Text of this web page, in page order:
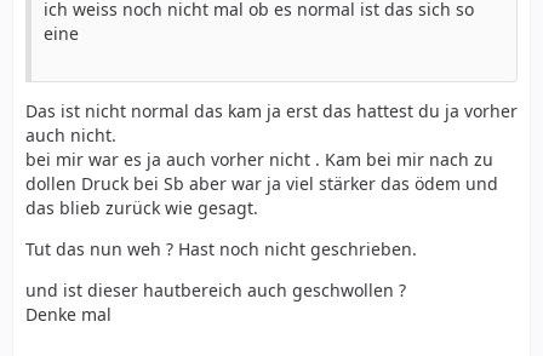
ich weiss noch nicht mal ob es normal ist das sich so
eine
Das ist nicht normal das kam ja erst das hattest du ja vorher
auch nicht.
bei mir war es ja auch vorher nicht . Kam bei mir nach zu
dollen Druck bei Sb aber war ja viel stärker das ödem und
das blieb zurück wie gesagt.
Tut das nun weh ? Hast noch nicht geschrieben.
und ist dieser hautbereich auch geschwollen ?
Denke mal